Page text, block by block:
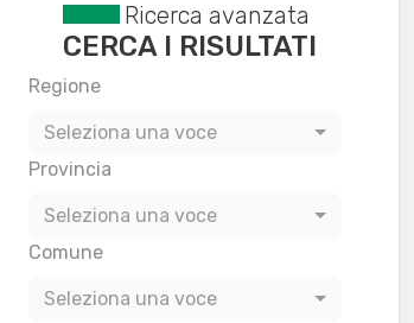
Ricerca avanzata
CERCA I RISULTATI
Regione
Seleziona una voce
Provincia
Seleziona una voce
Comune
Seleziona una voce